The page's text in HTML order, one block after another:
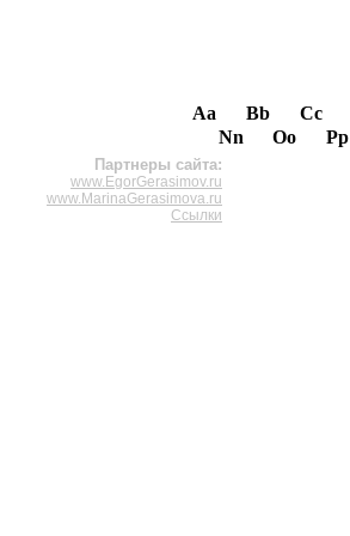
Aa Bb Cc
Nn
Oo Pp
Партнеры сайта:
www.EgorGerasimov.ru
www.MarinaGerasimova.ru
Ссылки